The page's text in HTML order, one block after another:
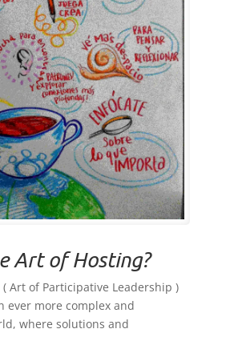
Art of Hosting?
Art of Participative Leadership )
ever more complex and
where solutions and